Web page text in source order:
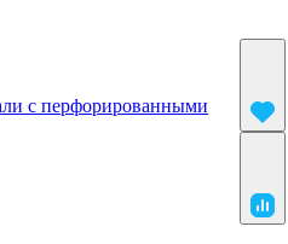
с перфорированными